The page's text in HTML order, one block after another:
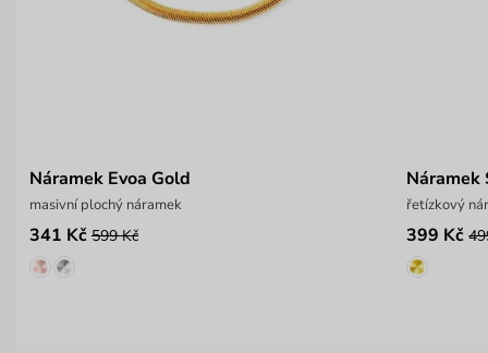
Náramek Evoa Gold
masivní plochý náramek
341 Kč 599 Kč
Náramek
řetízkový
399 Kč